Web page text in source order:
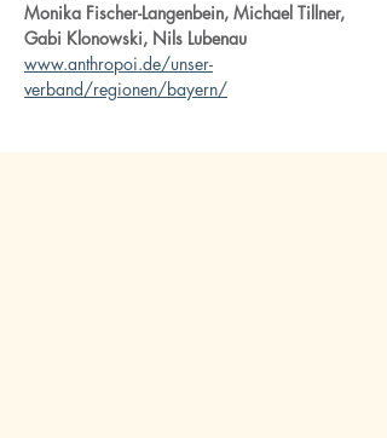
Monika Fischer-Langenbein, Michael Tillner,
Gabi Klonowski, Nils Lubenau
www.anthropoi.de/unser-
verband/regionen/bayern/